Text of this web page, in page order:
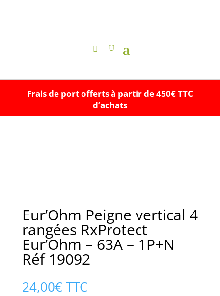
Frais de port offerts à partir de 450€ TTC
d’achats
Eur’Ohm Peigne vertical 4
rangées RxProtect
Eur’Ohm – 63A – 1P+N
Réf 19092
24,00€ TTC